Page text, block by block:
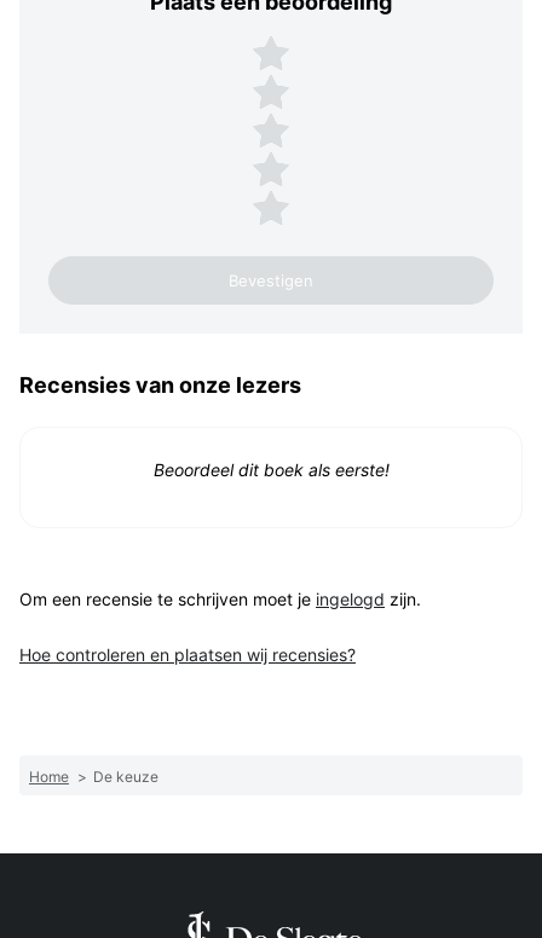
Plaats een beoordeling
5 sterren
4 sterren
3 sterren
2 sterren
1 ster
Recensies van onze lezers
Beoordeel dit boek als eerste!
Om een recensie te schrijven moet je ingelogd zijn.
Hoe controleren en plaatsen wij recensies?
Home > De keuze